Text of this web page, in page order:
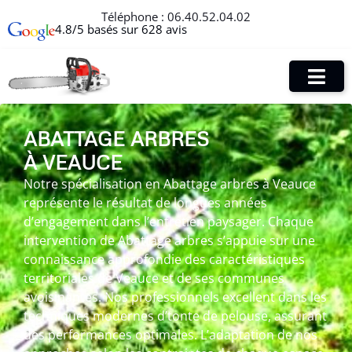
Téléphone : 06.40.52.04.02
4.8/5 basés sur 628 avis
ABATTAGE ARBRES
À VEAUCE
Notre spécialisation en Abattage arbres à Veauce
représente le résultat de longues années
d’engagement dans l’entretien paysager. Chaque
intervention de Abattage arbres s’appuie sur une
connaissance approfondie des caractéristiques
territoriales de Veauce et de ses communes
avoisinantes. Nos professionnels excellent dans les
techniques modernes d’tonte de pelouse, assurant
des performances optimales. L’adaptation de nos